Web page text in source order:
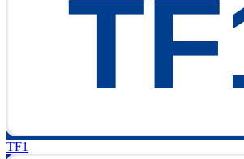
TF1